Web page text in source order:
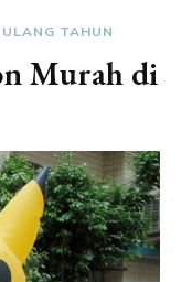
TAHUN
Murah di